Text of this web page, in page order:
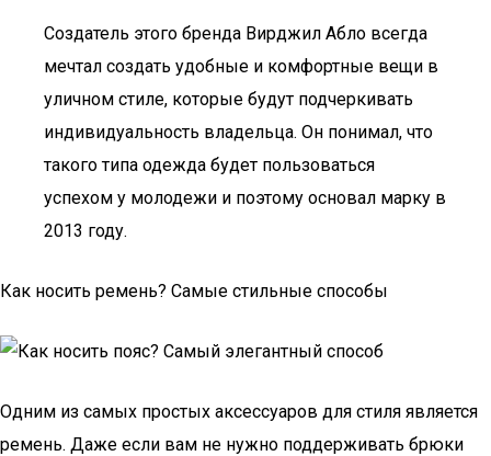
Создатель этого бренда Вирджил Абло всегда
мечтал создать удобные и комфортные вещи в
уличном стиле, которые будут подчеркивать
индивидуальность владельца. Он понимал, что
такого типа одежда будет пользоваться
успехом у молодежи и поэтому основал марку в
2013 году.
Как носить ремень? Самые стильные способы
Одним из самых простых аксессуаров для стиля является
ремень. Даже если вам не нужно поддерживать брюки